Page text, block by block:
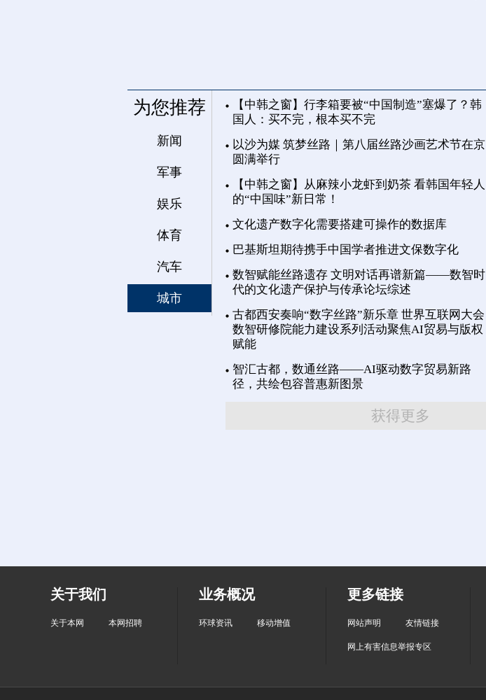
为您推荐
新闻
军事
娱乐
体育
汽车
城市
【中韩之窗】行李箱要被“中国制造”塞爆了？韩
国人：买不完，根本买不完
以沙为媒 筑梦丝路｜第八届丝路沙画艺术节在京
圆满举行
【中韩之窗】从麻辣小龙虾到奶茶 看韩国年轻人
的“中国味”新日常！
文化遗产数字化需要搭建可操作的数据库
巴基斯坦期待携手中国学者推进文保数字化
数智赋能丝路遗存 文明对话再谱新篇——数智时
代的文化遗产保护与传承论坛综述
古都西安奏响“数字丝路”新乐章 世界互联网大会
数智研修院能力建设系列活动聚焦AI贸易与版权
赋能
智汇古都，数通丝路——AI驱动数字贸易新路
径，共绘包容普惠新图景
获得更多
关于我们
关于本网 本网招聘
业务概况
环球资讯 移动增值
更多链接
网站声明 友情链接
网上有害信息举报专区